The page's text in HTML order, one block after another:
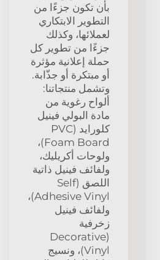
بأن تكون جزءًا من
التطوير الابتكاري
لعملائها، وكذلك
جزءًا من تطوير كل
حملة إعلانية مؤثرة
أو مبتكرة أو جذّابة.
وتشمل منتجاتنا:
ألواح رغوية من
مادة البولي فينيل
كلورايد (PVC
Foam Board)،
ولوحات أكريليك،
ولفائف فينيل ذاتية
اللصق (Self
Adhesive Vinyl)،
ولفائف فينيل
زخرفية
(Decorative
Vinyl)، ونسيج